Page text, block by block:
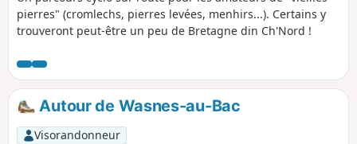
pierres" (cromlechs, pierres levées, menhirs...). Certains y
trouveront peut-être un peu de Bretagne din Ch'Nord !
Autour de Wasnes-au-Bac
Visorandonneur